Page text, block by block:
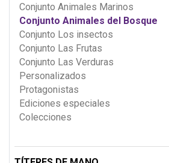
Conjunto Animales Marinos
Conjunto Animales del Bosque
Conjunto Los insectos
Conjunto Las Frutas
Conjunto Las Verduras
Personalizados
Protagonistas
Ediciones especiales
Colecciones